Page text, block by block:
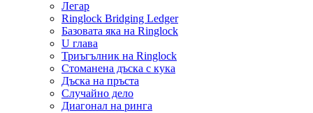
Легар
Ringlock Bridging Ledger
Базовата яка на Ringlock
U глава
Триъгълник на Ringlock
Стоманена дъска с кука
Дъска на пръста
Случайно дело
Диагонал на ринга